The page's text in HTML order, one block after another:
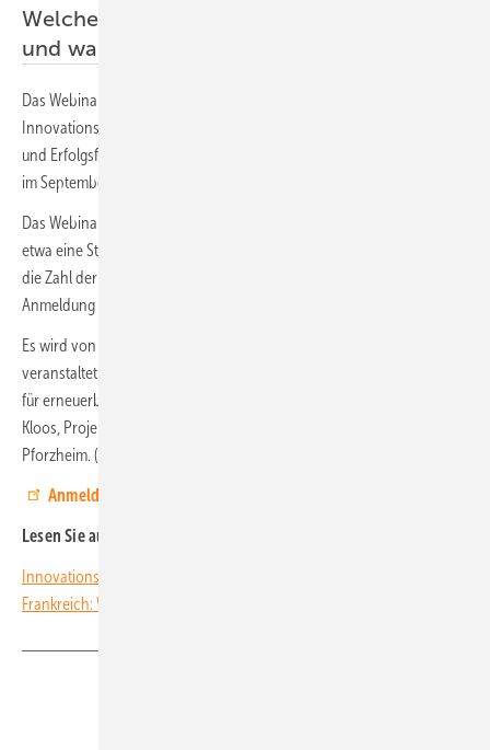
Welche Kombiprojekte waren erfolgreich,
und warum?
Das Webinar „Was macht Solar-und-Speicher-Projekte bei der
Innovationsausschreibung erfolgreich?“ analysiert die Hintergründe
und Erfolgsfaktoren. Denn die nächste Innovationsausschreibung ist
im September 2021 geplant.
Das Webinar findet am 3. November 2020 um 11 Uhr statt und wird
etwa eine Stunde dauern. Die Teilnahme ist kostenfrei, allerdings ist
die Zahl der Teilnehmer begrenzt. Deshalb wird rechtzeitige
Anmeldung empfohlen.
Es wird von der Fachmesse EES Europe/The smarter E Europe
veranstaltet. Als Experte steht Hans Urban zur Verfügung, Fachberater
für erneuerbare Energien und E-Mobilität. Moderatorin ist Sabine
Kloos, Projektleiterin der EES Europe bei Solar Promotion in
Pforzheim. (HS)
Anmeldung zum Webinar
Lesen Sie auch:
Innovationsausschreibung: Solar plus Speicher trumpft auf
Frankreich: Wichtige Konferenzen zur Marktöffnung